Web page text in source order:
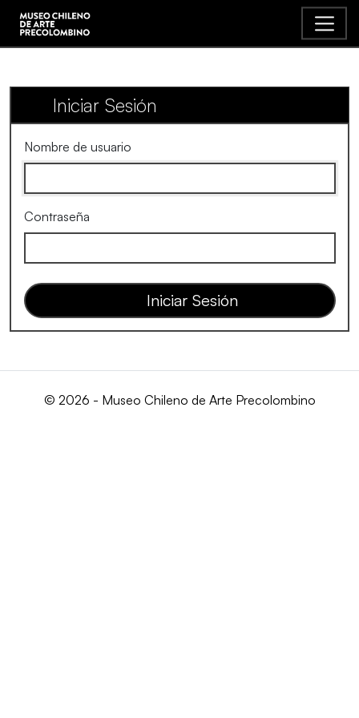
Iniciar Sesión
Nombre de usuario
Contraseña
Iniciar Sesión
© 2026 - Museo Chileno de Arte Precolombino